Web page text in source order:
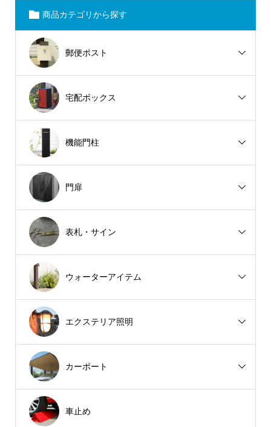
商品カテゴリから探す
郵便ポスト
宅配ボックス
機能門柱
門扉
表札・サイン
ウォーターアイテム
エクステリア照明
カーポート
車止め